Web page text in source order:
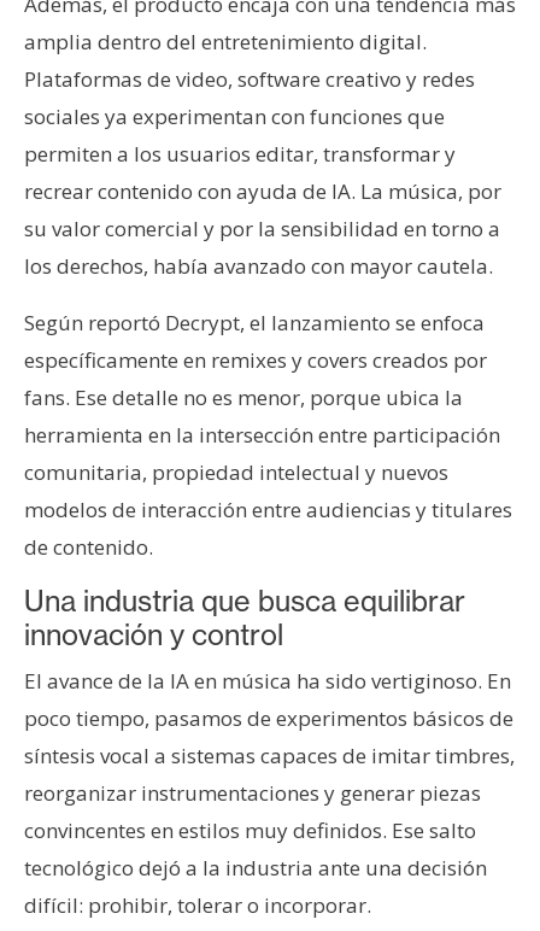
amplia dentro del entretenimiento digital.
Plataformas de video, software creativo y redes
sociales ya experimentan con funciones que
permiten a los usuarios editar, transformar y
recrear contenido con ayuda de IA. La música, por
su valor comercial y por la sensibilidad en torno a
los derechos, había avanzado con mayor cautela.
Según reportó Decrypt, el lanzamiento se enfoca
específicamente en remixes y covers creados por
fans. Ese detalle no es menor, porque ubica la
herramienta en la intersección entre participación
comunitaria, propiedad intelectual y nuevos
modelos de interacción entre audiencias y titulares
de contenido.
Una industria que busca equilibrar
innovación y control
El avance de la IA en música ha sido vertiginoso. En
poco tiempo, pasamos de experimentos básicos de
síntesis vocal a sistemas capaces de imitar timbres,
reorganizar instrumentaciones y generar piezas
convincentes en estilos muy definidos. Ese salto
tecnológico dejó a la industria ante una decisión
difícil: prohibir, tolerar o incorporar.